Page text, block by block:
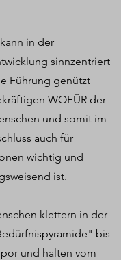
in der
sinnzentriert
Führung genützt
WOFÜR der
und somit im
auch für
wichtig und
ist.
klettern in der
bis
und halten vom